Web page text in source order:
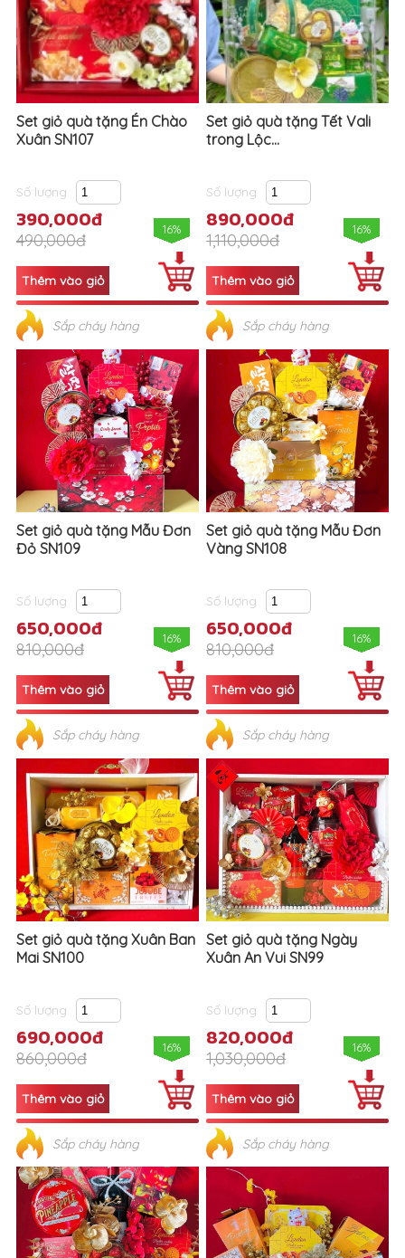
Set giỏ quà tặng Én Chào
Xuân SN107
Số lượng
390,000đ
490,000đ
16%
Sắp cháy hàng
Set giỏ quà tặng Tết Vali
trong Lộc...
Số lượng
890,000đ
1,110,000đ
16%
Sắp cháy hàng
Set giỏ quà tặng Mẫu Đơn
Đỏ SN109
Số lượng
650,000đ
810,000đ
16%
Sắp cháy hàng
Set giỏ quà tặng Mẫu Đơn
Vàng SN108
Số lượng
650,000đ
810,000đ
16%
Sắp cháy hàng
Set giỏ quà tặng Xuân Ban
Mai SN100
Số lượng
690,000đ
860,000đ
16%
Sắp cháy hàng
Set giỏ quà tặng Ngày
Xuân An Vui SN99
Số lượng
820,000đ
1,030,000đ
16%
Sắp cháy hàng